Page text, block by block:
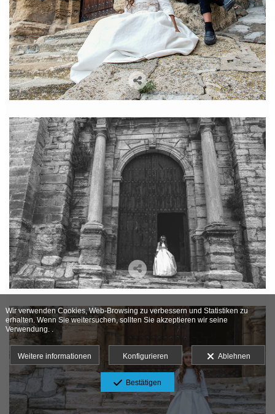
Wir verwenden Cookies, Web-Browsing zu verbessern und Statistiken zu
erhalten. Wenn Sie weitersuchen, sollten Sie akzeptieren wir seine
Verwendung. .
Weitere informationen Konfigurieren Ablehnen
Bestätigen